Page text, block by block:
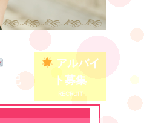
アルバイ
ト募集